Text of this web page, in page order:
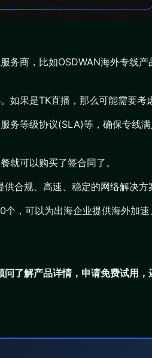
务商，比如OSDWAN海外专线
如果是TK直播，那么可能需要考
务等级协议(SLA)等，确保专线
就可以购买了签合同了。
合规、高速、稳定的网络解决方
，可以为出海企业提供海外加
了解产品详情，申请免费试用